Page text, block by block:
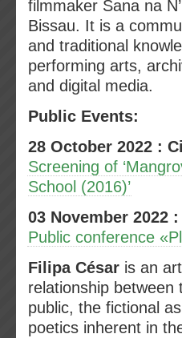
filmmaker Sana na
Bissau. It is a
and traditional
performing arts,
and digital media.
Public Events:
28 October 2022 :
Screening of
School (2016)’
03 November 2022
Public conference
Filipa César is an
relationship
public, the fictional
poetics inherent in